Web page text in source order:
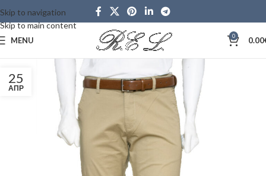
Skip to navigation
Skip to main content
MENU 0 0.00
25
ΑΠΡ